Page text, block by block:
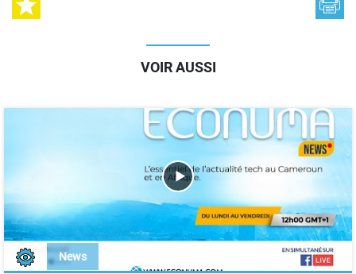
VOIR AUSSI
News